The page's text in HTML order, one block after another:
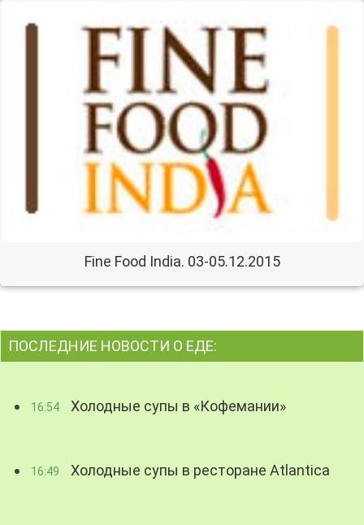
Fine Food India. 03-05.12.2015
ПОСЛЕДНИЕ НОВОСТИ О ЕДЕ:
16:54 Холодные супы в «Кофемании»
16:49 Холодные супы в ресторане Atlantica